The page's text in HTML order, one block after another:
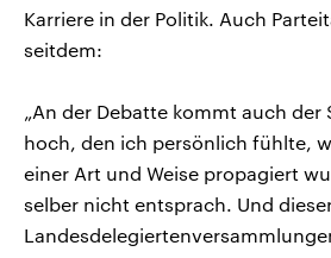
Karriere in der Politik. Auch
seitdem:
„An der Debatte kommt auch der
hoch, den ich persönlich fühlte,
einer Art und Weise propagiert
selber nicht entsprach. Und